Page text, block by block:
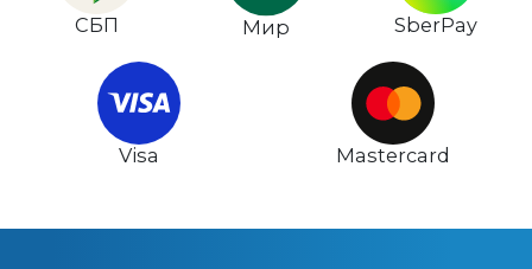
СБП Мир SberPay
Visa Mastercard